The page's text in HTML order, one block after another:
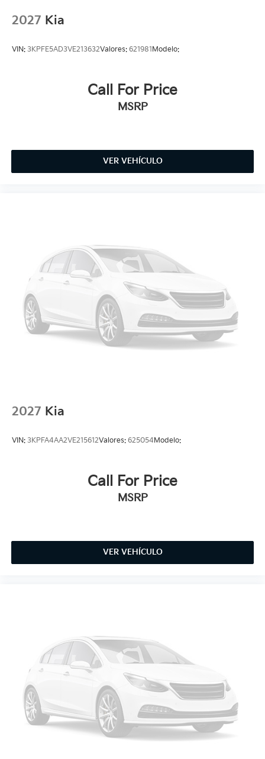
2027 Kia
VIN: 3KPFE5AD3VE213632Valores: 621981Modelo:
Call For Price
MSRP
VER VEHÍCULO
2027 Kia
VIN: 3KPFA4AA2VE215612Valores: 625054Modelo:
Call For Price
MSRP
VER VEHÍCULO